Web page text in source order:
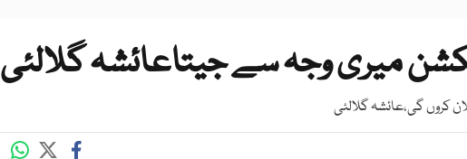
میری وجہ سے جیتاعائشہ گلالئی
کروں گی،عائشہ گلالئی